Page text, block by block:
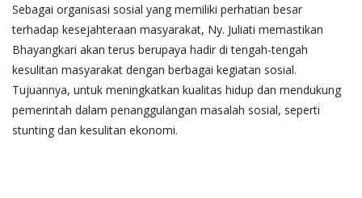
Sebagai organisasi sosial yang memiliki perhatian besar
terhadap kesejahteraan masyarakat, Ny. Juliati memastikan
Bhayangkari akan terus berupaya hadir di tengah-tengah
kesulitan masyarakat dengan berbagai kegiatan sosial.
Tujuannya, untuk meningkatkan kualitas hidup dan mendukung
pemerintah dalam penanggulangan masalah sosial, seperti
stunting dan kesulitan ekonomi.